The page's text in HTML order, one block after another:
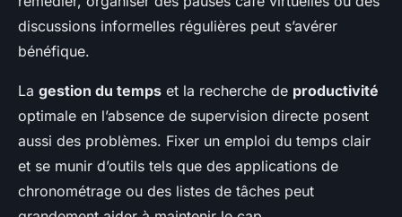
discussions informelles régulières peut s’avérer
bénéfique.
La gestion du temps et la recherche de productivité
optimale en l’absence de supervision directe posent
aussi des problèmes. Fixer un emploi du temps clair
et se munir d’outils tels que des applications de
chronométrage ou des listes de tâches peut